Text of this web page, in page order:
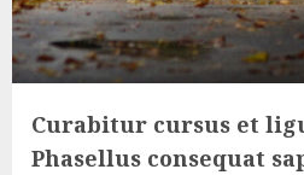
Curabitur cursus et
Phasellus consequat